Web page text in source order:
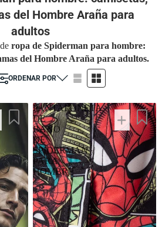
del Hombre Araña para
adultos
ropa de Spiderman para hombre:
del Hombre Araña para adultos.
ORDENAR POR
PANTALONETA
DE
BAÑO
DE
SPIDERMAN
PARA
HOMBRE